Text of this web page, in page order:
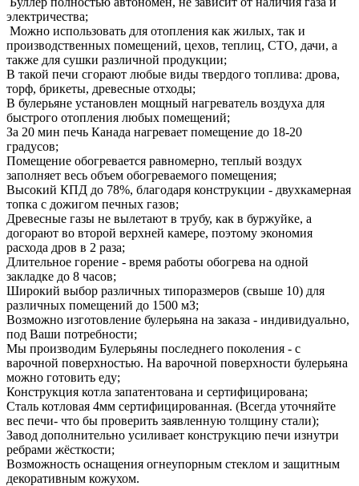
электричества;
Можно использовать для отопления как жилых, так и
производственных помещений, цехов, теплиц, СТО, дачи, а
также для сушки различной продукции;
В такой печи сгорают любые виды твердого топлива: дрова,
торф, брикеты, древесные отходы;
В булерьяне установлен мощный нагреватель воздуха для
быстрого отопления любых помещений;
За 20 мин печь Канада нагревает помещение до 18-20
градусов;
Помещение обогревается равномерно, теплый воздух
заполняет весь объем обогреваемого помещения;
Высокий КПД до 78%, благодаря конструкции - двухкамерная
топка с дожигом печных газов;
Древесные газы не вылетают в трубу, как в буржуйке, а
догорают во второй верхней камере, поэтому экономия
расхода дров в 2 раза;
Длительное горение - время работы обогрева на одной
закладке до 8 часов;
Широкий выбор различных типоразмеров (свыше 10) для
различных помещений до 1500 мЗ;
Возможно изготовление булерьяна на заказа - индивидуально,
под Ваши потребности;
Мы производим Булерьяны последнего поколения - с
варочной поверхностью. На варочной поверхности булерьяна
можно готовить еду;
Конструкция котла запатентована и сертифицирована;
Сталь котловая 4мм сертифицированная. (Всегда уточняйте
вес печи- что бы проверить заявленную толщину стали);
Завод дополнительно усиливает конструкцию печи изнутри
ребрами жёсткости;
Возможность оснащения огнеупорным стеклом и защитным
декоративным кожухом.